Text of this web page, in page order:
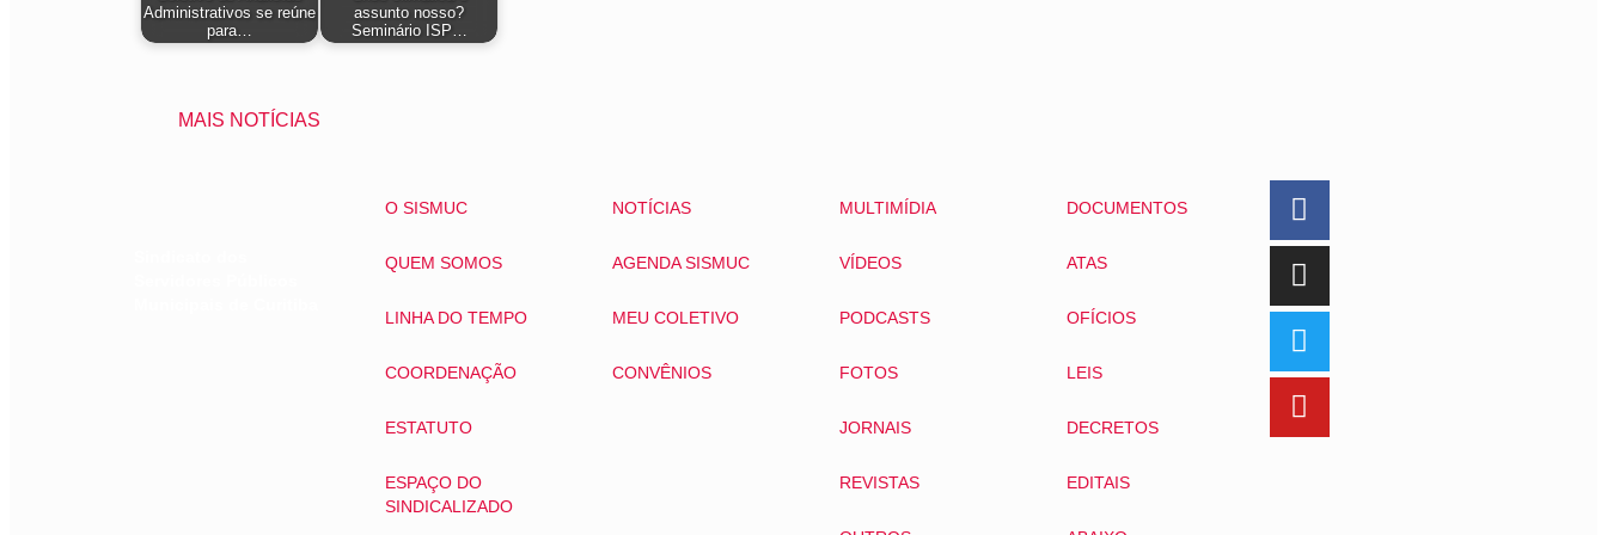
Administrativos se reúne
para…
assunto nosso?
Seminário ISP…
MAIS NOTÍCIAS
O SISMUC
QUEM SOMOS
LINHA DO TEMPO
COORDENAÇÃO
ESTATUTO
ESPAÇO DO
SINDICALIZADO
NOTÍCIAS
AGENDA SISMUC
MEU COLETIVO
CONVÊNIOS
MULTIMÍDIA
VÍDEOS
PODCASTS
FOTOS
JORNAIS
REVISTAS
DOCUMENTOS
ATAS
OFÍCIOS
LEIS
DECRETOS
EDITAIS